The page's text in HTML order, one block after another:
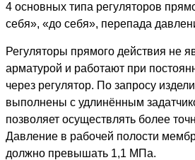
4 основных типа регуляторов
себя», «до себя», перепада
Регуляторы прямого действия не
арматурой и работают при
через регулятор. По запросу
выполнены с удлинённым
позволяет осуществлять более
Давление в рабочей полости
должно превышать 1,1 МПа.